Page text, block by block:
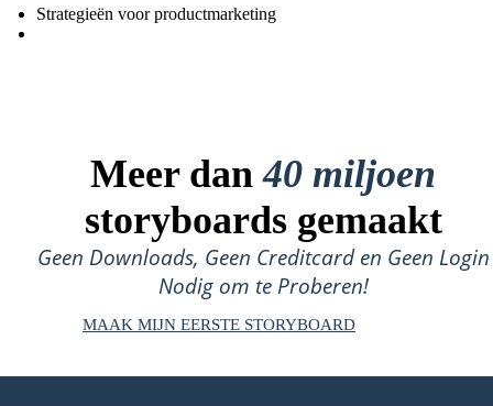
Strategieën voor productmarketing
Meer dan40 miljoen
storyboards gemaakt
Geen Downloads, Geen Creditcard en Geen Login
Nodig om te Proberen!
MAAK MIJN EERSTE STORYBOARD